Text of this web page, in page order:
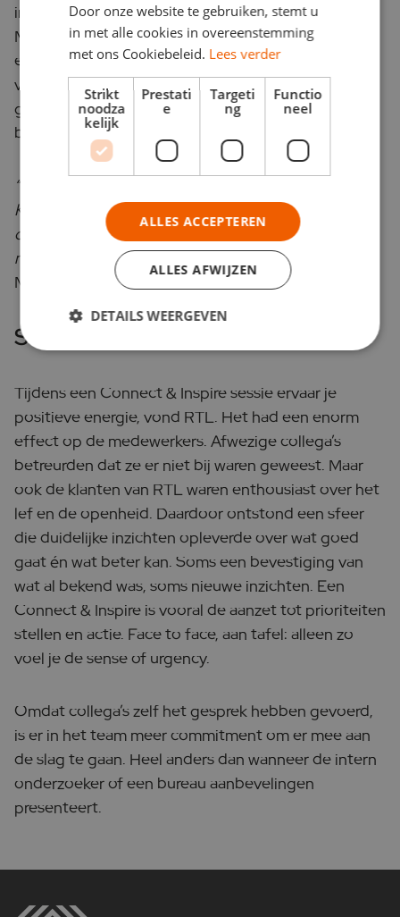
interpreteren en discussiëren onder leiding van
MarketResponse. Dat was hard werken, maar met
een mooi resultaat. Er werd niet alleen een spiegel
voorgehouden, er was ook ruimte voor een goed
gesprek. Wat resulteerde in nieuwe inzichten en:
banden met klanten die werden aangehaald.
“Klanten waren ook heel positief. Toch bijzonder.
Klanten waarderen het kennelijk als je je als
organisatie kwetsbaar durft op te stellen. En echt
nieuwsgierig bent naar hun situatie.”
Mirte van Deursen
Sense of urgency
Tijdens een Connect & Inspire sessie ervaar je
positieve energie, vond RTL. Het had een enorm
effect op de medewerkers. Afwezige collega’s
betreurden dat ze er niet bij waren geweest. Maar
ook de klanten van RTL waren enthousiast over het
lef en de openheid. Daardoor ontstond een sfeer
die duidelijke inzichten opleverde over wat goed
gaat én wat beter kan. Soms een bevestiging van
wat al bekend was, soms nieuwe inzichten. Een
Connect & Inspire is vooral de aanzet tot prioriteiten
stellen en actie. Face to face, aan tafel: alleen zo
voel je de sense of urgency.
Omdat collega’s zelf het gesprek hebben gevoerd,
is er in het team meer commitment om er mee aan
de slag te gaan. Heel anders dan wanneer de intern
onderzoeker of een bureau aanbevelingen
presenteert.
Door onze website te gebruiken, stemt u
in met alle cookies in overeenstemming
met ons Cookiebeleid. Lees verder
Strikt
noodza
kelijk
Prestati
e
Targeti
ng
Functio
neel
ALLES ACCEPTEREN
ALLES AFWIJZEN
DETAILS WEERGEVEN